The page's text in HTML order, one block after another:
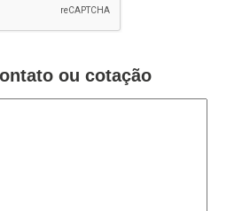
ou cotação